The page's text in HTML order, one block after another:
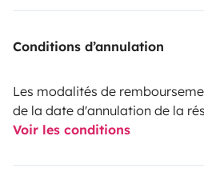
Conditions d’annulation
Les modalités de
de la date d'annulation de la
Voir les conditions